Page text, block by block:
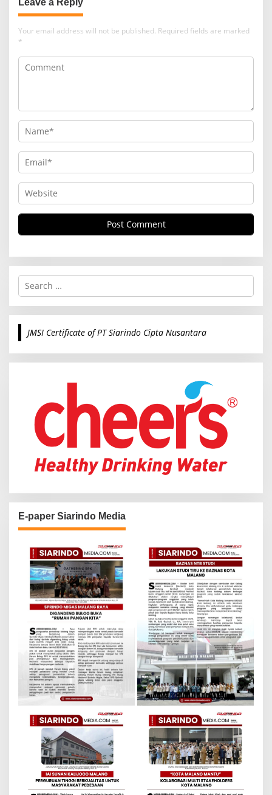
Your email address will not be published. Required fields are marked
*
S
r
c
o
JMSI Certificate of PT Siarindo Cipta Nusantara
E-paper Siarindo Media